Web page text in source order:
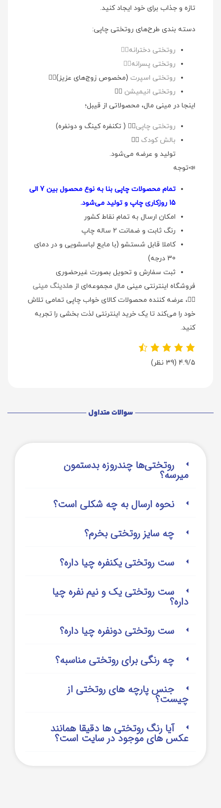
تازه و جذاب برای خود ایجاد کنید.
دسته بندی طرح‌های روتختی چاپی:
روتختی دخترانه👉🏻
روتختی پسرانه👉🏻
روتختی اسپرت (مخصوص زوج‌های عزیز)👉🏻
روتختی انیمیشن 👉🏻
اینجا در مینی مال، محصولاتی از قیبل؛
روتختی چاپی👉🏻 ( تکنفره کینگ و دونفره)
بالش کودک 👉🏻
تولید و عرضه می‌شود.
📣توجه
تمام محصولات چاپی بنا به نوع محصول بین 7 الی
15 روزکاری چاپ و تولید می‌شود.
امکان ارسال به تمام نقاط کشور
رنگ ثابت و ضمانت 2 ساله چاپ
کاملا قابل شستشو (با مایع لباسشویی و در دمای
30 درجه)
ثبت سفارش و تحویل بصورت غیرحضوری
فروشگاه اینترنتی مینی مال مجموعه‌ای ازهلدینگ مینی
👉🏻، عرضه کننده محصولات کالای خواب چاپی تمامی تلاش
خود را می‌کند تا یک خرید اینترنتی لذت بخشی را تجربه
کنید.
4.9/5 (39 نظر)
سوالات متداول
روتختی‌‌ها چندروزه بدستمون
میرسه؟
نحوه ارسال به چه شکلی است؟
چه سایز روتختی بخرم؟
ست روتختی یکنفره چیا داره؟
ست روتختی یک و نیم نفره چیا
داره؟
ست روتختی دونفره چیا داره؟
چه رنگی برای روتختی مناسبه؟
جنس پارچه های روتختی از
چیست؟
آیا رنگ روتختی ها دقیقا همانند
عکس های موجود در سایت است؟